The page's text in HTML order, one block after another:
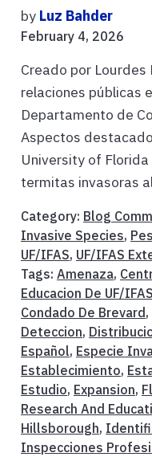
by Luz Bahder
February 4, 2026
Creado por
relaciones públicas
Departamento de
Aspectos
University of
termitas invasoras
Category: Blog
Invasive Species,
UF/IFAS, UF/IFAS
Tags: Amenaza,
Educacion De UF/
Condado De Brevard ,
Deteccion,
Español, Especie
Establecimiento,
Estudio, Expansion,
Research And
Hillsborough,
Inspecciones